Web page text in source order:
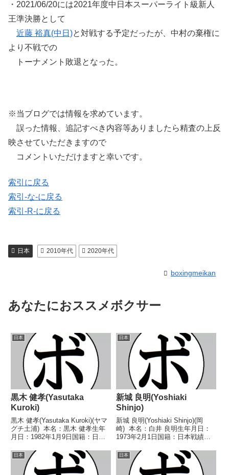
・2021/06/20には2021年度中日本スーパーライト級新人
王準決勝として
近藤 裕真(中日)と対戦する予定だったが、中村の棄権に
より不戦での
トーナメント敗退となった。
※当ブログでは情報を求めています。
誤った情報、追記すべき内容等ありましたら精査の上反
映させていただきますので
コメントいただけますと幸いです。
索引に戻る
索引-な-に戻る
索引-R-に戻る
日本 2010年代 2020年代
boxingmeikan
あなたにおススメボクサー
日本
黒木 健孝(Yasutaka
Kuroki)
黒木 健孝(Yasutaka Kuroki)(ヤマ
グチ土浦) 本名：黒木 健孝生年
月日：1982年1月9日国籍：日本
分 【獲得タイトル】第21代日本
ミニマム級王座第13代OPBF東洋
太平洋ミニマム級...
日本
新城 良明(Yoshiaki
Shinjo)
新城 良明(Yoshiaki Shinjo)(岡
崎) 本名：白井 良明生年月日：
1973年2月1日国籍：日本戦績：9
し 【戦歴】1996/02/11
●2RKO 鈴木 宏道(天
佑)1996/03/31 ●4R...
日本 日本